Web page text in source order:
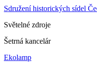
Sdružení historických sídel
Světelné zdroje
Šetrná kancelár
Ekolamp